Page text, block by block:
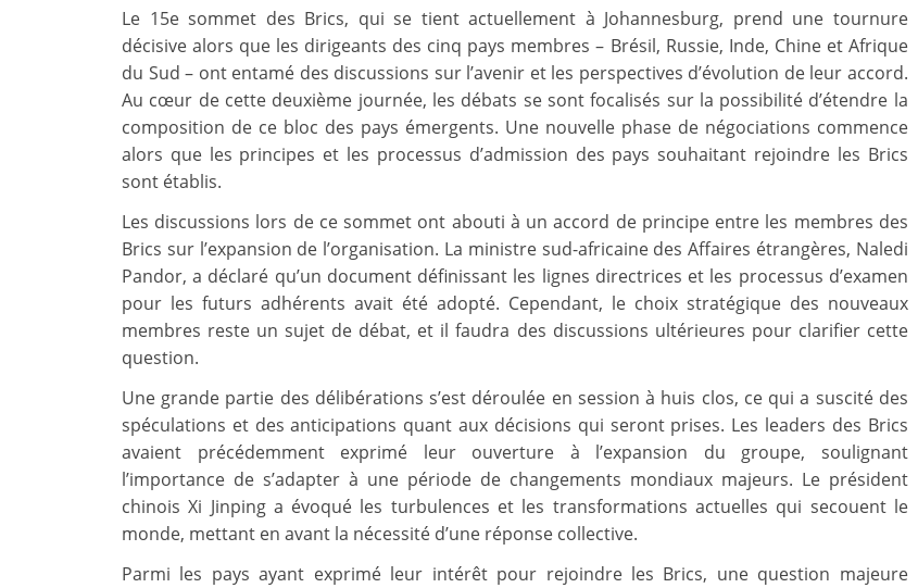
Le 15e sommet des Brics, qui se tient actuellement à Johannesburg, prend une tournure
décisive alors que les dirigeants des cinq pays membres – Brésil, Russie, Inde, Chine et Afrique
du Sud – ont entamé des discussions sur l’avenir et les perspectives d’évolution de leur accord.
Au cœur de cette deuxième journée, les débats se sont focalisés sur la possibilité d’étendre la
composition de ce bloc des pays émergents. Une nouvelle phase de négociations commence
alors que les principes et les processus d’admission des pays souhaitant rejoindre les Brics
sont établis.
Les discussions lors de ce sommet ont abouti à un accord de principe entre les membres des
Brics sur l’expansion de l’organisation. La ministre sud-africaine des Affaires étrangères, Naledi
Pandor, a déclaré qu’un document définissant les lignes directrices et les processus d’examen
pour les futurs adhérents avait été adopté. Cependant, le choix stratégique des nouveaux
membres reste un sujet de débat, et il faudra des discussions ultérieures pour clarifier cette
question.
Une grande partie des délibérations s’est déroulée en session à huis clos, ce qui a suscité des
spéculations et des anticipations quant aux décisions qui seront prises. Les leaders des Brics
avaient précédemment exprimé leur ouverture à l’expansion du groupe, soulignant
l’importance de s’adapter à une période de changements mondiaux majeurs. Le président
chinois Xi Jinping a évoqué les turbulences et les transformations actuelles qui secouent le
monde, mettant en avant la nécessité d’une réponse collective.
Parmi les pays ayant exprimé leur intérêt pour rejoindre les Brics, une question majeure